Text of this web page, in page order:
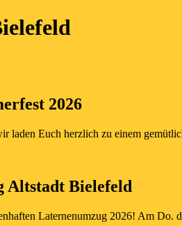
2026
laden Euch herzlich zu einem
Altstadt Bielefeld
Laternenumzug 2026! Am Do.